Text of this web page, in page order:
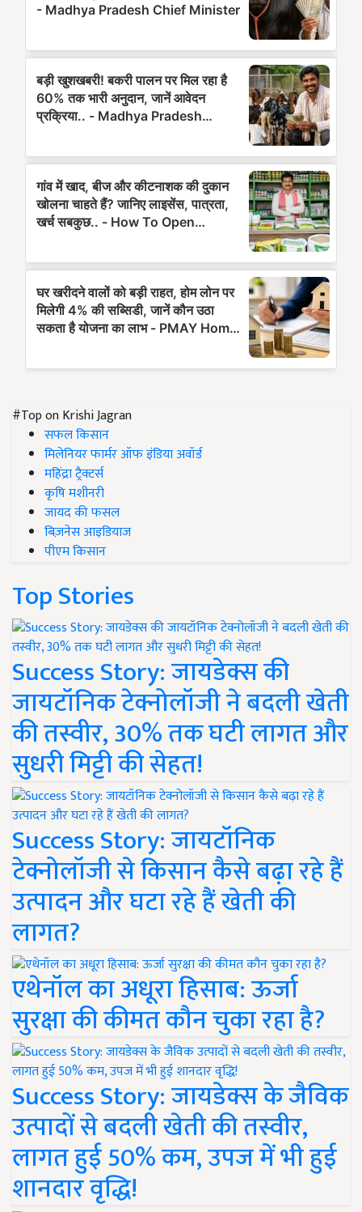
#Top on Krishi Jagran
सफल किसान
मिलेनियर फार्मर ऑफ इंडिया अवॉर्ड
महिंद्रा ट्रैक्टर्स
कृषि मशीनरी
जायद की फसल
बिज़नेस आइडियाज
पीएम किसान
Top Stories
Success Story: जायडेक्स की
जायटॉनिक टेक्नोलॉजी ने बदली खेती
की तस्वीर, 30% तक घटी लागत और
सुधरी मिट्टी की सेहत!
Success Story: जायटॉनिक
टेक्नोलॉजी से किसान कैसे बढ़ा रहे हैं
उत्पादन और घटा रहे हैं खेती की
लागत?
एथेनॉल का अधूरा हिसाब: ऊर्जा
सुरक्षा की कीमत कौन चुका रहा है?
Success Story: जायडेक्स के जैविक
उत्पादों से बदली खेती की तस्वीर,
लागत हुई 50% कम, उपज में भी हुई
शानदार वृद्धि!